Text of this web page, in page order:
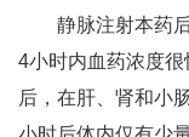
静脉注射本药
4小时内血药浓度
后，在肝、肾和小